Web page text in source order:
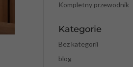
Kompletny przewodnik
Kategorie
Bez kategorii
blog